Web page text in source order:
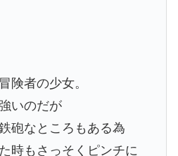
険者の少女。
いのだが
砲なところもある為
時もさっそくピンチに